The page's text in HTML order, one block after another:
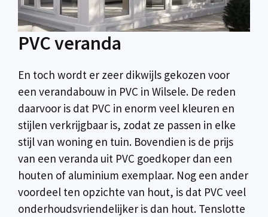
PVC veranda
En toch wordt er zeer dikwijls gekozen voor
een verandabouw in PVC in Wilsele. De reden
daarvoor is dat PVC in enorm veel kleuren en
stijlen verkrijgbaar is, zodat ze passen in elke
stijl van woning en tuin. Bovendien is de prijs
van een veranda uit PVC goedkoper dan een
houten of aluminium exemplaar. Nog een ander
voordeel ten opzichte van hout, is dat PVC veel
onderhoudsvriendelijker is dan hout. Tenslotte